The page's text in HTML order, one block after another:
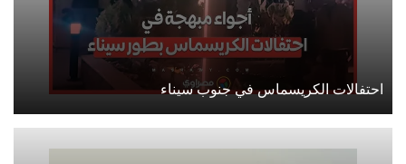
احتفالات الكريسماس في جنوب سيناء